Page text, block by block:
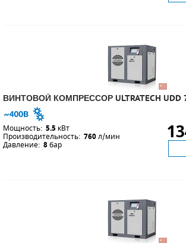
ВИНТОВОЙ КОМПРЕССОР ULTRATECH UDD
Мощность: 5.5 кВт
Производительность: 760л/мин
Давление: 8бар